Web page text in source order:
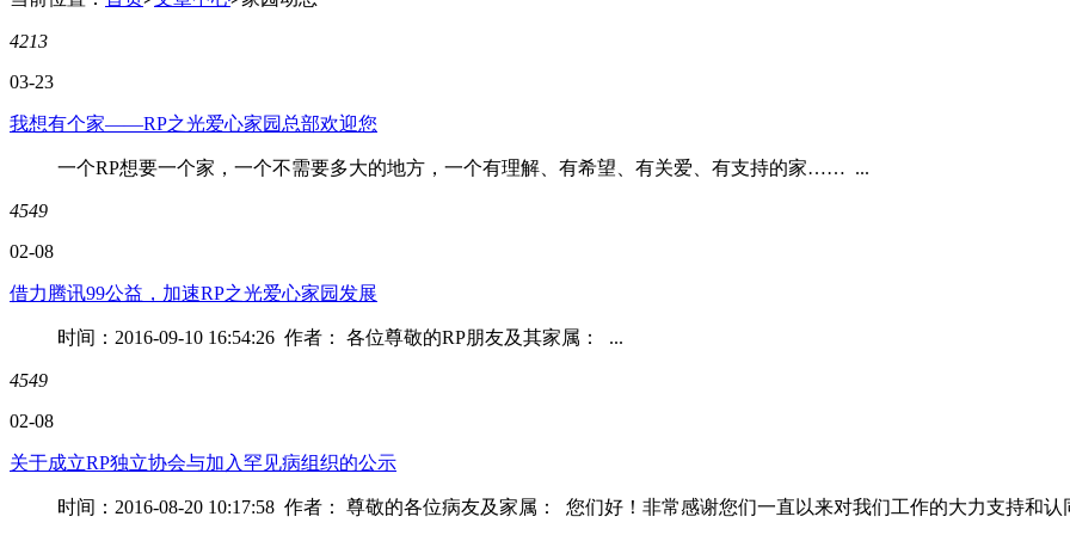
4213
03-23
我想有个家——RP之光爱心家园总部欢迎您
一个RP想要一个家，一个不需要多大的地方，一个有理解、有希望、有关爱、有支持的家…… ...
4549
02-08
借力腾讯99公益，加速RP之光爱心家园发展
时间：2016-09-10 16:54:26 作者： 各位尊敬的RP朋友及其家属： ...
4549
02-08
关于成立RP独立协会与加入罕见病组织的公示
时间：2016-08-20 10:17:58 作者： 尊敬的各位病友及家属： 您们好！非常感谢您们一直以来对我们工作的大力支持和认